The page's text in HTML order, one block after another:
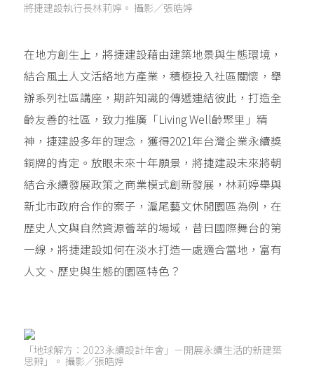
將捷建設執行長林莉婷。 攝影／張皓婷
在地方創生上，將捷建設藉由建築地景與生態環境，
結合風土人文活絡地方產業，積極投入社區關懷，舉
辦系列社區講座，期許知識的傳遞連結彼此，打造全
齡友善的社區，致力推廣「Living Well齡聚里」精
神，捷建設多年的理念，獲得2021年台灣企業永續獎
銅牌的肯定。放眼未來十年願景，將捷建設未來將朝
結合永續發展政策之商業模式創新發展，林莉婷舉與
新北市政府合作的案子，滬尾藝文休閒園區為例，在
歷史人文與自然資源薈萃的場域，昔日國際舞台的第
一線，將捷建設如何在淡水打造一處適合當地，富有
人文、歷史與生態的園區特色？
「地球解方：2023永續設計年會」－開展永續生活的新建築
思辨」。 攝影／張皓婷